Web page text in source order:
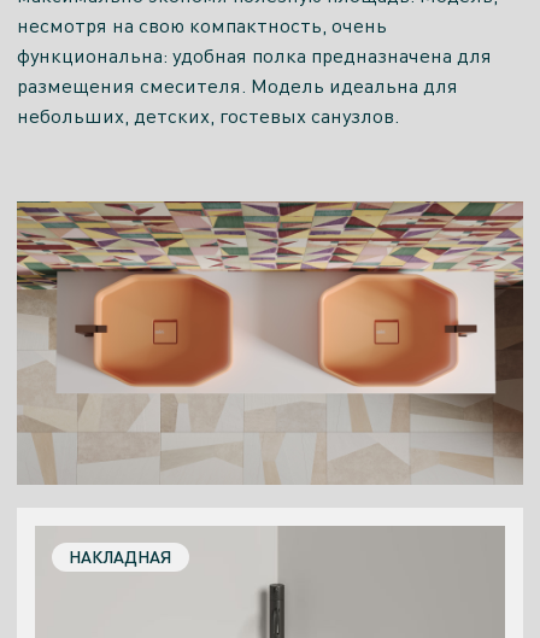
несмотря на свою компактность, очень
функциональна: удобная полка предназначена для
размещения смесителя. Модель идеальна для
небольших, детских, гостевых санузлов.
НАКЛАДНАЯ